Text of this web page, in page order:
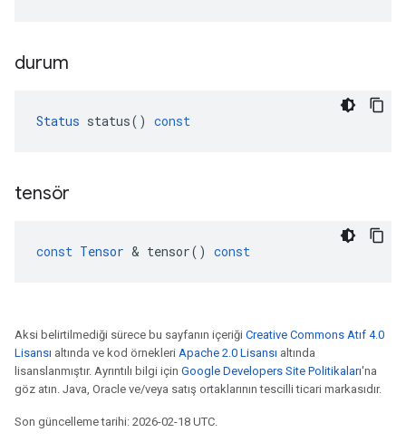
durum
Status status() const
tensör
const Tensor & tensor() const
Aksi belirtilmediği sürece bu sayfanın içeriği Creative Commons Atıf 4.0
Lisansı altında ve kod örnekleri Apache 2.0 Lisansı altında
lisanslanmıştır. Ayrıntılı bilgi için Google Developers Site Politikaları'na
göz atın. Java, Oracle ve/veya satış ortaklarının tescilli ticari markasıdır.
Son güncelleme tarihi: 2026-02-18 UTC.